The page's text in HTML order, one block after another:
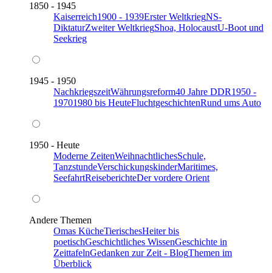
1850 - 1945
Kaiserreich1900 - 1939Erster WeltkriegNS-
DiktaturZweiter WeltkriegShoa, HolocaustU-Boot und
Seekrieg
1945 - 1950
NachkriegszeitWährungsreform40 Jahre DDR1950 -
19701980 bis HeuteFluchtgeschichtenRund ums Auto
1950 - Heute
Moderne ZeitenWeihnachtlichesSchule,
TanzstundeVerschickungskinderMaritimes,
SeefahrtReiseberichteDer vordere Orient
Andere Themen
Omas KücheTierischesHeiter bis
poetischGeschichtliches WissenGeschichte in
ZeittafelnGedanken zur Zeit - BlogThemen im
Überblick